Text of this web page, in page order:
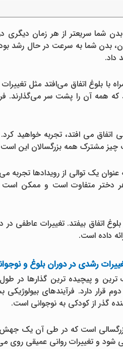
شما سریعتر از هر زمان دیگری
بدن شما به سرعت در حال رشد
داد.
با بلوغ اتفاق می‌افتد مثل
که همه آن را پشت سر می‌گذارند.
اتفاق می افتد، تجربه خواهید
چیز مشترک همه بزرگسالان این
یک توالی از رویدادها تجربه می
متفاوت است و ممکن است
اتفاق بیفتد. تغییرات عاطفی
داده است.
رشدی در دوران بلوغ و
ترین و پیچیده ترین گذارها در
قرار دارد. فرآیندهای
گذر از کودکی به نوجوانی است.
بزرگسالی است که در طی آن یک
شود و تغییرات روانی عمیقی روی